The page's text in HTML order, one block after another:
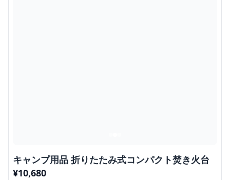
キャンプ用品 折りたたみ式コンパクト焚き火台
¥10,680